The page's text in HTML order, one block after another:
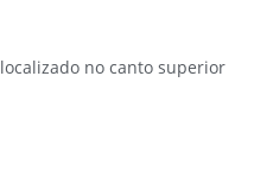
localizado no canto superior